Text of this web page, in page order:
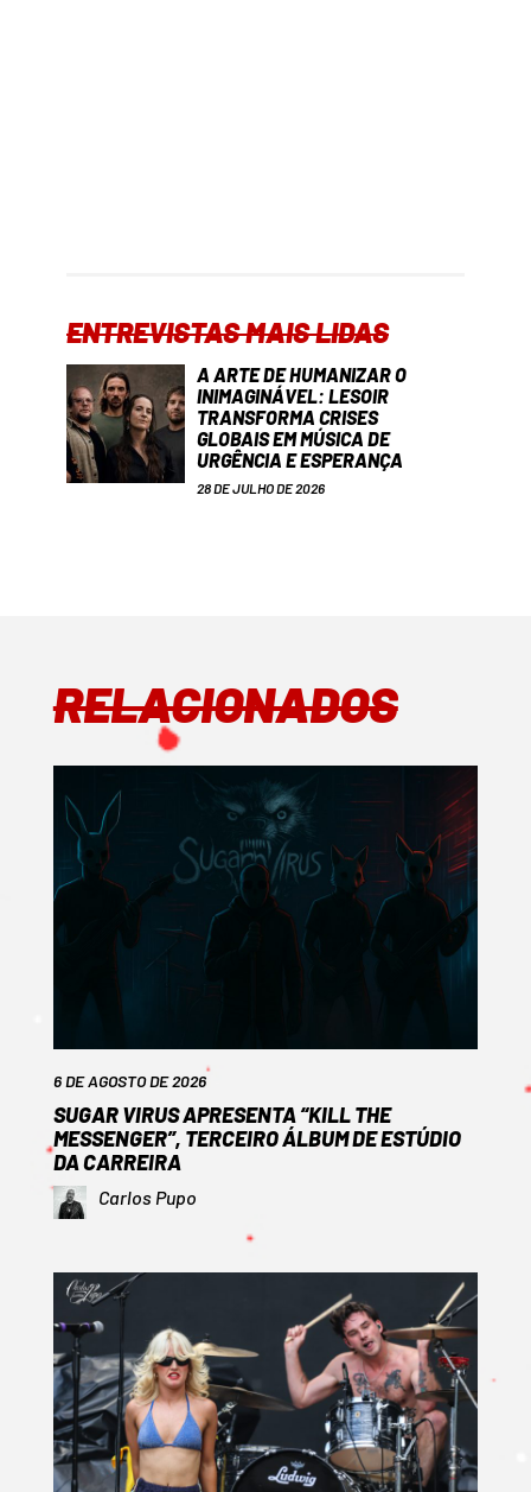
ENTREVISTAS MAIS LIDAS
A ARTE DE HUMANIZAR O
INIMAGINÁVEL: LESOIR
TRANSFORMA CRISES
GLOBAIS EM MÚSICA DE
URGÊNCIA E ESPERANÇA
28 DE JULHO DE 2026
RELACIONADOS
6 DE AGOSTO DE 2026
SUGAR VIRUS APRESENTA “KILL THE
MESSENGER”, TERCEIRO ÁLBUM DE ESTÚDIO
DA CARREIRA
Carlos Pupo